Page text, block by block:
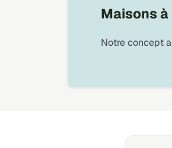
Maisons
Notre concept